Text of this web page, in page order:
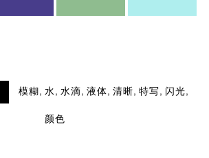
模糊 , 水, 水滴 , 液体, 清晰, 特写, 闪光,
颜色